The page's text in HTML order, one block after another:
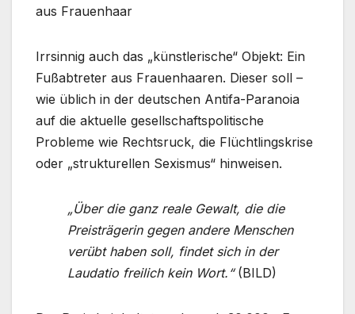
Irrsinnig auch das „künstlerische“ Objekt: Ein
Fußabtreter aus Frauenhaaren. Dieser soll –
wie üblich in der deutschen Antifa-Paranoia
auf die aktuelle gesellschaftspolitische
Probleme wie Rechtsruck, die Flüchtlingskrise
oder „strukturellen Sexismus“ hinweisen.
„Über die ganz reale Gewalt, die die
Preisträgerin gegen andere Menschen
verübt haben soll, findet sich in der
Laudatio freilich kein Wort.“(BILD)